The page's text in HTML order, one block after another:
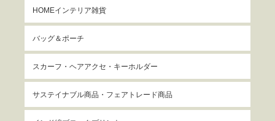
HOMEインテリア雑貨
バッグ＆ポーチ
スカーフ・ヘアアクセ・キーホルダー
サステイナブル商品・フェアトレード商品